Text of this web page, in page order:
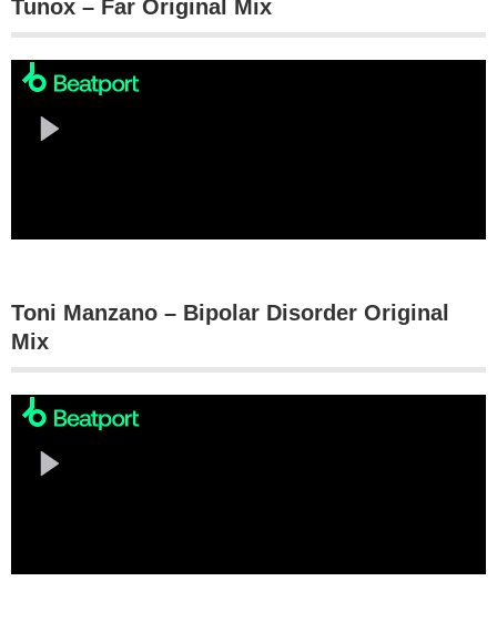
Tunox – Far Original Mix
Toni Manzano – Bipolar Disorder Original
Mix